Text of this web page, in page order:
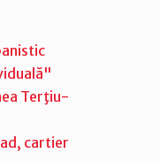
Terţiu-
cartier